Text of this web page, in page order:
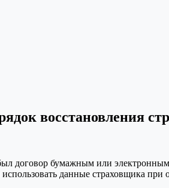
восстановления
был договор бумажным или
данные страховщика при